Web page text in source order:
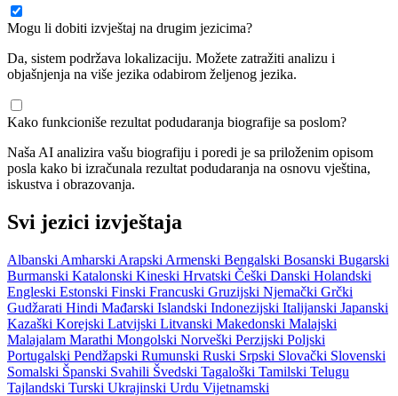
Mogu li dobiti izvještaj na drugim jezicima?
Da, sistem podržava lokalizaciju. Možete zatražiti analizu i
objašnjenja na više jezika odabirom željenog jezika.
Kako funkcioniše rezultat podudaranja biografije sa poslom?
Naša AI analizira vašu biografiju i poredi je sa priloženim opisom
posla kako bi izračunala rezultat podudaranja na osnovu vještina,
iskustva i obrazovanja.
Svi jezici izvještaja
Albanski Amharski Arapski Armenski Bengalski Bosanski Bugarski
Burmanski Katalonski Kineski Hrvatski Češki Danski Holandski
Engleski Estonski Finski Francuski Gruzijski Njemački Grčki
Gudžarati Hindi Mađarski Islandski Indonezijski Italijanski Japanski
Kazaški Korejski Latvijski Litvanski Makedonski Malajski
Malajalam Marathi Mongolski Norveški Perzijski Poljski
Portugalski Pendžapski Rumunski Ruski Srpski Slovački Slovenski
Somalski Španski Svahili Švedski Tagaloški Tamilski Telugu
Tajlandski Turski Ukrajinski Urdu Vijetnamski